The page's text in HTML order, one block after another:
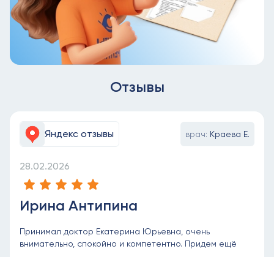
Отзывы
Яндекс отзывы врач: Краева Е.
28.02.2026
Ирина Антипина
Принимал доктор Екатерина Юрьевна, очень
внимательно, спокойно и компетентно. Придем ещё